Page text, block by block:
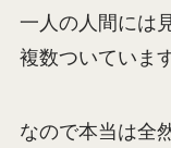
一人の人間には
複数ついています
なので本当は全